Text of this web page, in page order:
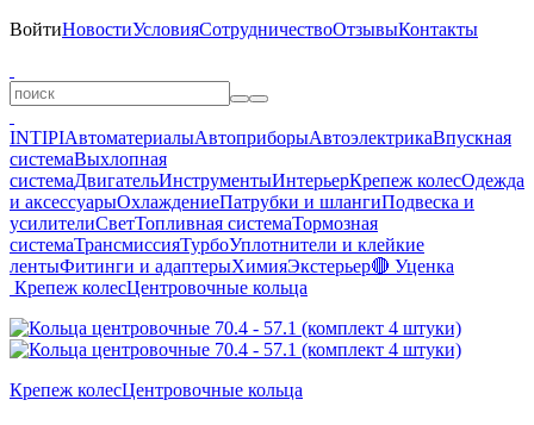
ВойтиНовостиУсловияСотрудничествоОтзывыКонтакты
INTIPIАвтоматериалыАвтоприборыАвтоэлектрикаВпускная
системаВыхлопная
системаДвигательИнструментыИнтерьерКрепеж колесОдежда
и аксессуарыОхлаждениеПатрубки и шлангиПодвеска и
усилителиСветТопливная системаТормозная
системаТрансмиссияТурбоУплотнители и клейкие
лентыФитинги и адаптерыХимияЭкстерьер🔴 Уценка
Крепеж колесЦентровочные кольца
Крепеж колесЦентровочные кольца